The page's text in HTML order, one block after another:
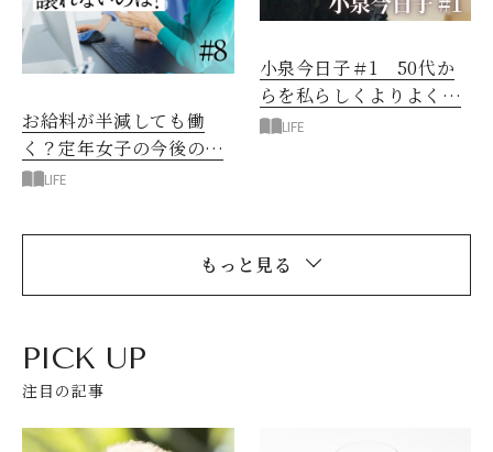
お給料が半減しても働
く？定年女子の今後のキ
ャリアは何を大事に思う
LIFE
小泉今日子＃1 50代か
らを私らしくよりよく生
きる
LIFE
もっと見る
PICK UP
注目の記事